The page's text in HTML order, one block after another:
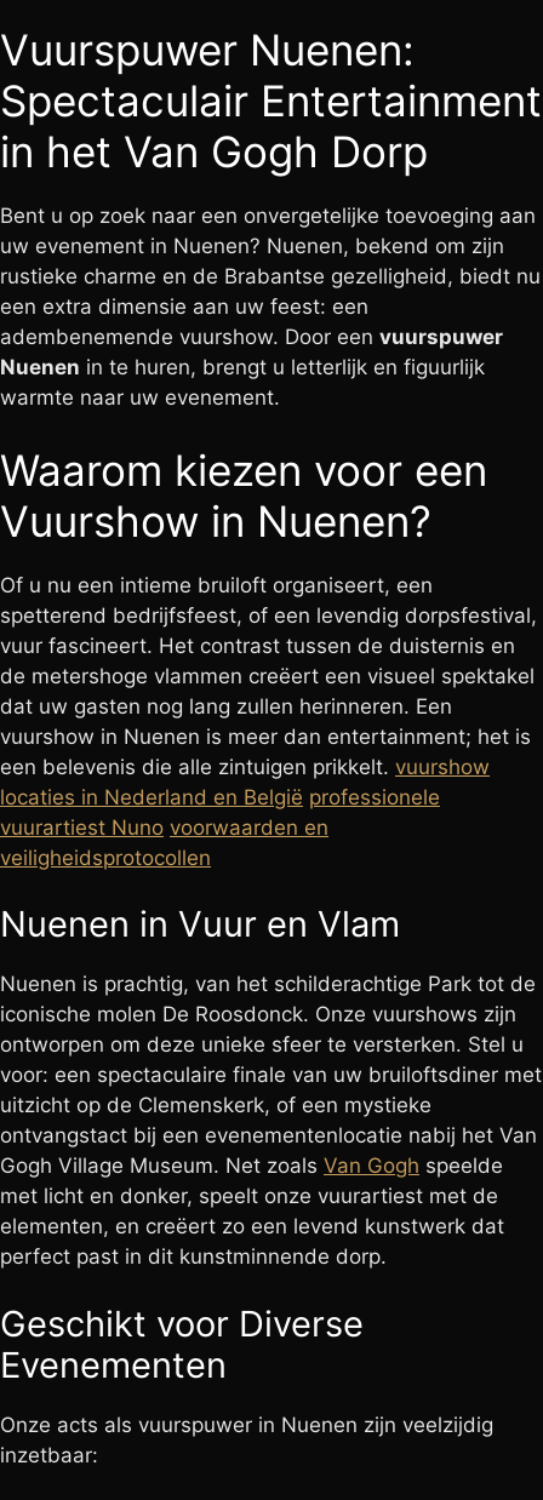
Vuurspuwer Nuenen:
Spectaculair Entertainment
in het Van Gogh Dorp
Bent u op zoek naar een onvergetelijke toevoeging aan
uw evenement in Nuenen? Nuenen, bekend om zijn
rustieke charme en de Brabantse gezelligheid, biedt nu
een extra dimensie aan uw feest: een
adembenemende vuurshow. Door een vuurspuwer
Nuenen in te huren, brengt u letterlijk en figuurlijk
warmte naar uw evenement.
Waarom kiezen voor een
Vuurshow in Nuenen?
Of u nu een intieme bruiloft organiseert, een
spetterend bedrijfsfeest, of een levendig dorpsfestival,
vuur fascineert. Het contrast tussen de duisternis en
de metershoge vlammen creëert een visueel spektakel
dat uw gasten nog lang zullen herinneren. Een
vuurshow in Nuenen is meer dan entertainment; het is
een belevenis die alle zintuigen prikkelt. vuurshow
locaties in Nederland en België professionele
vuurartiest Nuno voorwaarden en
veiligheidsprotocollen
Nuenen in Vuur en Vlam
Nuenen is prachtig, van het schilderachtige Park tot de
iconische molen De Roosdonck. Onze vuurshows zijn
ontworpen om deze unieke sfeer te versterken. Stel u
voor: een spectaculaire finale van uw bruiloftsdiner met
uitzicht op de Clemenskerk, of een mystieke
ontvangstact bij een evenementenlocatie nabij het Van
Gogh Village Museum. Net zoals Van Gogh speelde
met licht en donker, speelt onze vuurartiest met de
elementen, en creëert zo een levend kunstwerk dat
perfect past in dit kunstminnende dorp.
Geschikt voor Diverse
Evenementen
Onze acts als vuurspuwer in Nuenen zijn veelzijdig
inzetbaar: